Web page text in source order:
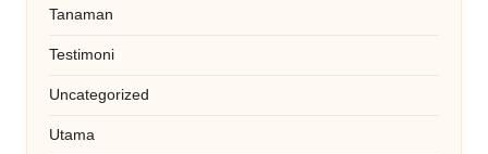
Tanaman
Testimoni
Uncategorized
Utama